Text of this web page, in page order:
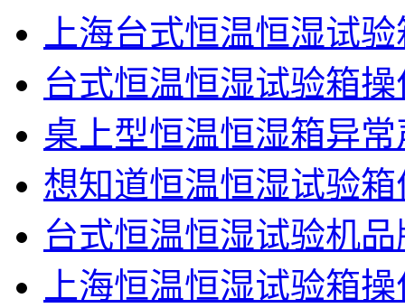
上海台式恒温恒湿试
台式恒温恒湿试验箱
桌上型恒温恒湿箱异
想知道恒温恒湿试验
台式恒温恒湿试验机
上海恒温恒湿试验箱